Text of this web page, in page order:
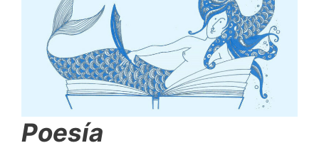
Poesía